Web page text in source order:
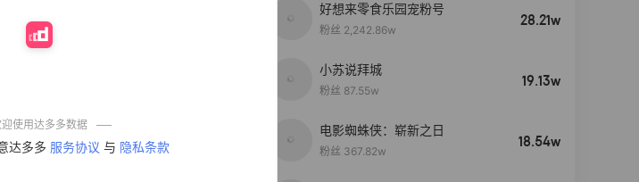
使用达多多数据
达多多 服务协议 与 隐私条款
洗去
除螨3倍
即食劲
式免撕
特厚
50% 4,154
好想来零食乐园宠粉号
粉丝 2,242.86w
28.21w
小苏说拜城
粉丝 87.55w
19.13w
电影蜘蛛侠：崭新之日
粉丝 367.82w
18.54w